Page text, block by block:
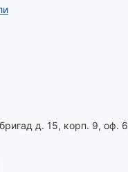
д. 15, корп. 9, оф. 6